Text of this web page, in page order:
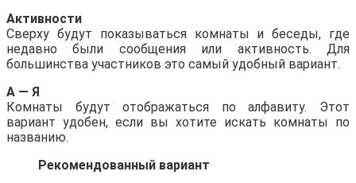
Активности
Сверху будут показываться комнаты и беседы, где
недавно были сообщения или активность. Для
большинства участников это самый удобный вариант.
А — Я
Комнаты будут отображаться по алфавиту. Этот
вариант удобен, если вы хотите искать комнаты по
названию.
Рекомендованный вариант